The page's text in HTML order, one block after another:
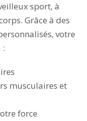
sport, à
Grâce à des
votre
:
musculaires et
force